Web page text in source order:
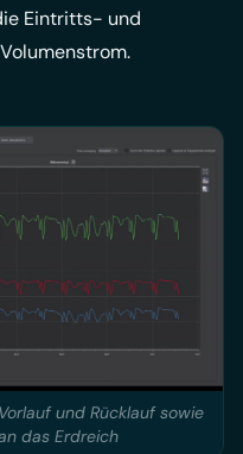
Eintritts- und
und Rücklauf sowie
das Erdreich